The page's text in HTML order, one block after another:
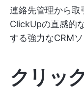
連絡先管理から取
ClickUpの直感的
する強力なCRM
クリッ